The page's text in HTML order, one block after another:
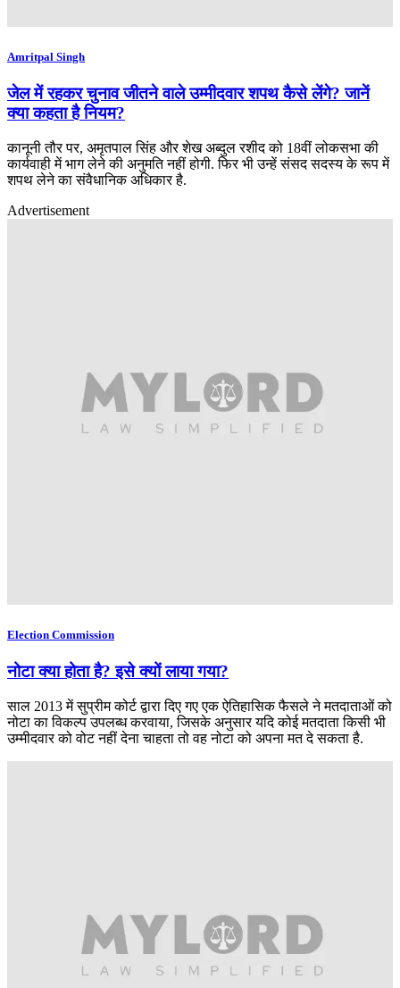
Amritpal Singh
जेल में रहकर चुनाव जीतने वाले उम्मीदवार शपथ कैसे लेंगे? जानें
क्या कहता है नियम?
कानूनी तौर पर, अमृतपाल सिंह और शेख अब्दुल रशीद को 18वीं लोकसभा की
कार्यवाही में भाग लेने की अनुमति नहीं होगी. फिर भी उन्हें संसद सदस्य के रूप में
शपथ लेने का संवैधानिक अधिकार है.
Advertisement
Election Commission
नोटा क्या होता है? इसे क्यों लाया गया?
साल 2013 में सुप्रीम कोर्ट द्वारा दिए गए एक ऐतिहासिक फैसले ने मतदाताओं को
नोटा का विकल्प उपलब्ध करवाया, जिसके अनुसार यदि कोई मतदाता किसी भी
उम्मीदवार को वोट नहीं देना चाहता तो वह नोटा को अपना मत दे सकता है.